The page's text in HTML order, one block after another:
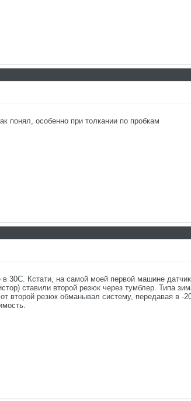
понял, особенно при толкании по пробкам
30С. Кстати, на самой моей первой машине
ставили второй резюк через тумблер. Типа
второй резюк обманывал систему, передавая в